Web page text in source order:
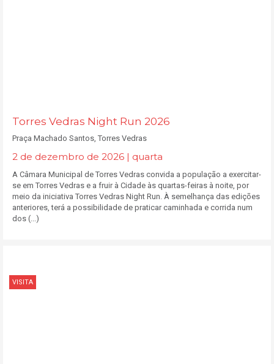
Torres Vedras Night Run 2026
Praça Machado Santos, Torres Vedras
2 de dezembro de 2026 | quarta
A Câmara Municipal de Torres Vedras convida a população a exercitar-
se em Torres Vedras e a fruir à Cidade às quartas-feiras à noite, por
meio da iniciativa Torres Vedras Night Run. À semelhança das edições
anteriores, terá a possibilidade de praticar caminhada e corrida num
dos (...)
VISITA